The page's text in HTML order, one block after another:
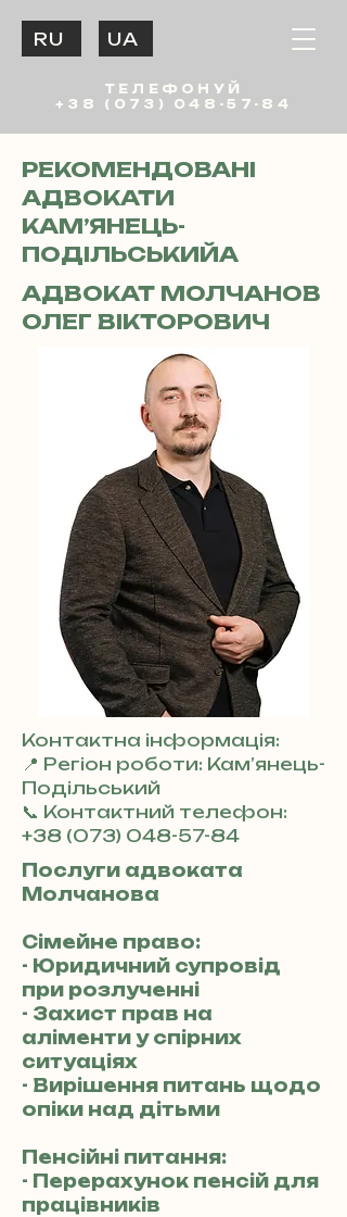
ТЕЛЕФОНУЙ
+38 (073) 048-57-84
UA
RU
РЕКОМЕНДОВАНІ
АДВОКАТИ
КАМ’ЯНЕЦЬ-
ПОДІЛЬСЬКИЙА
АДВОКАТ МОЛЧАНОВ
ОЛЕГ ВІКТОРОВИЧ
Контактна інформація:
📍 Регіон роботи: Кам’янець-
Подільський
📞 Контактний телефон:
+38 (073) 048-57-84
Послуги адвоката
Молчанова
Сімейне право:
- Юридичний супровід
при розлученні
- Захист прав на
аліменти у спірних
ситуаціях
- Вирішення питань щодо
опіки над дітьми
Пенсійні питання:
- Перерахунок пенсій для
працівників